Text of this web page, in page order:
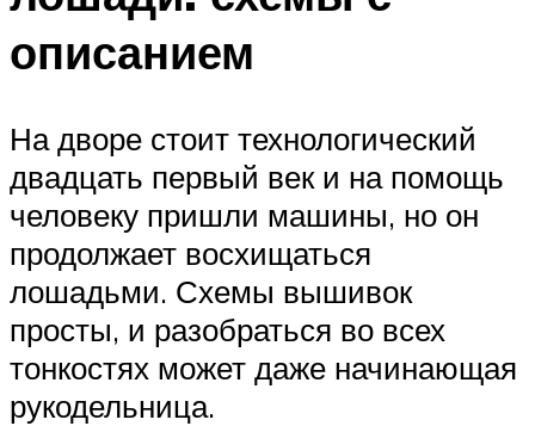
описанием
На дворе стоит технологический
двадцать первый век и на помощь
человеку пришли машины, но он
продолжает восхищаться
лошадьми. Схемы вышивок
просты, и разобраться во всех
тонкостях может даже начинающая
рукодельница.